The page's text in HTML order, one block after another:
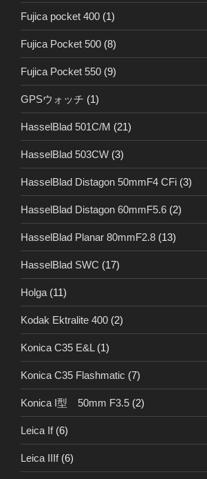
Fujica pocket 400 (1)
Fujica Pocket 500 (8)
Fujica Pocket 550 (9)
GPSウォッチ (1)
HasselBlad 501C/M (21)
HasselBlad 503CW (3)
HasselBlad Distagon 50mmF4 CFi (3)
HasselBlad Distagon 60mmF5.6 (2)
HasselBlad Planar 80mmF2.8 (13)
HasselBlad SWC (17)
Holga (11)
Kodak Ektralite 400 (2)
Konica C35 E&L (1)
Konica C35 Flashmatic (7)
Konica I型 50mm F3.5 (2)
Leica If(6)
Leica IIIf(6)